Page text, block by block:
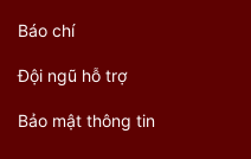
Báo chí
Đội ngũ hỗ trợ
Bảo mật thông tin